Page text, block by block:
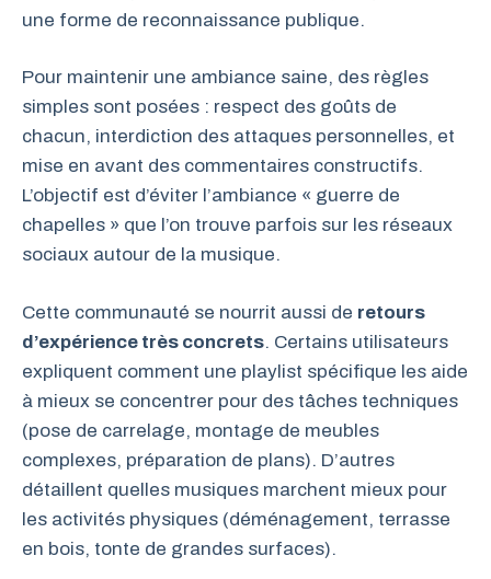
une forme de reconnaissance publique.
Pour maintenir une ambiance saine, des règles
simples sont posées : respect des goûts de
chacun, interdiction des attaques personnelles, et
mise en avant des commentaires constructifs.
L’objectif est d’éviter l’ambiance « guerre de
chapelles » que l’on trouve parfois sur les réseaux
sociaux autour de la musique.
Cette communauté se nourrit aussi de retours
d’expérience très concrets. Certains utilisateurs
expliquent comment une playlist spécifique les aide
à mieux se concentrer pour des tâches techniques
(pose de carrelage, montage de meubles
complexes, préparation de plans). D’autres
détaillent quelles musiques marchent mieux pour
les activités physiques (déménagement, terrasse
en bois, tonte de grandes surfaces).